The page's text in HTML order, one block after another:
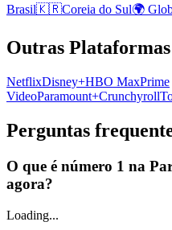
Brasil🇰🇷Coreia do Sul🌍
Outras Plataformas
NetflixDisney+HBO MaxPrime
VideoParamount+Crunchyroll
Perguntas
O que é número 1 na
agora?
Loading...